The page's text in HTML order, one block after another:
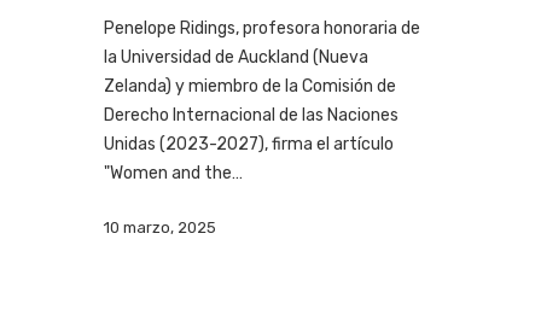
Penelope Ridings, profesora honoraria de
la Universidad de Auckland (Nueva
Zelanda) y miembro de la Comisión de
Derecho Internacional de las Naciones
Unidas (2023-2027), firma el artículo
"Women and the…
10 marzo, 2025